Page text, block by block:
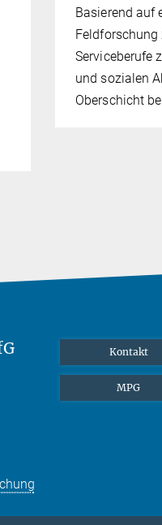
Basierend auf
Feldforschung
Serviceberufe
und sozialen
Oberschicht
Kontakt
MPG